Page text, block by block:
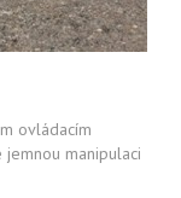
ovládacím
manipulaci